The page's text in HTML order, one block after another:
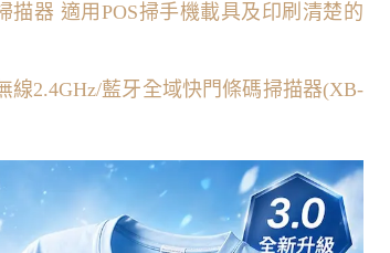
描器 適用POS掃手機載具及印刷清楚的
線2.4GHz/藍牙全域快門條碼掃描器(XB-